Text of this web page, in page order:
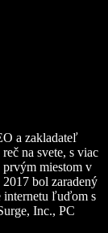
a zakladateľ
na svete, s viac
miestom v
bol zaradený
internetu ľuďom s
Inc., PC